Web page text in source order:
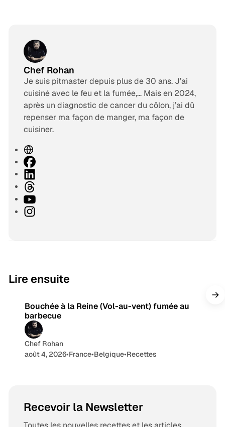
Chef Rohan
Je suis pitmaster depuis plus de 30 ans. J’ai
cuisiné avec le feu et la fumée,… Mais en 2024,
après un diagnostic de cancer du côlon, j’ai dû
repenser ma façon de manger, ma façon de
cuisiner.
S
i
t
e
w
e
F
a
e
b
L
n
k
h
r
Y
oI
r
m
Lire ensuite
Bouchée à la Reine (Vol-au-vent) fumée au
barbecue
Chef Rohan
août 4, 2026•France•Belgique•Recettes
Recevoir la Newsletter